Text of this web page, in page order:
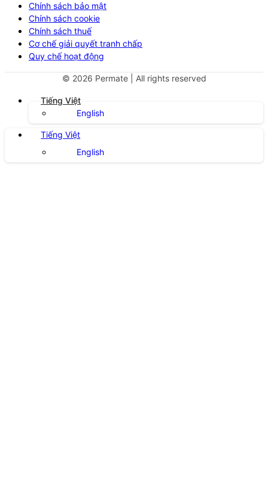
Chính sách bảo mật
Chính sách cookie
Chính sách thuế
Cơ chế giải quyết tranh chấp
Quy chế hoạt động
© 2026 Permate | All rights reserved
Tiếng Việt
English
Tiếng Việt
English